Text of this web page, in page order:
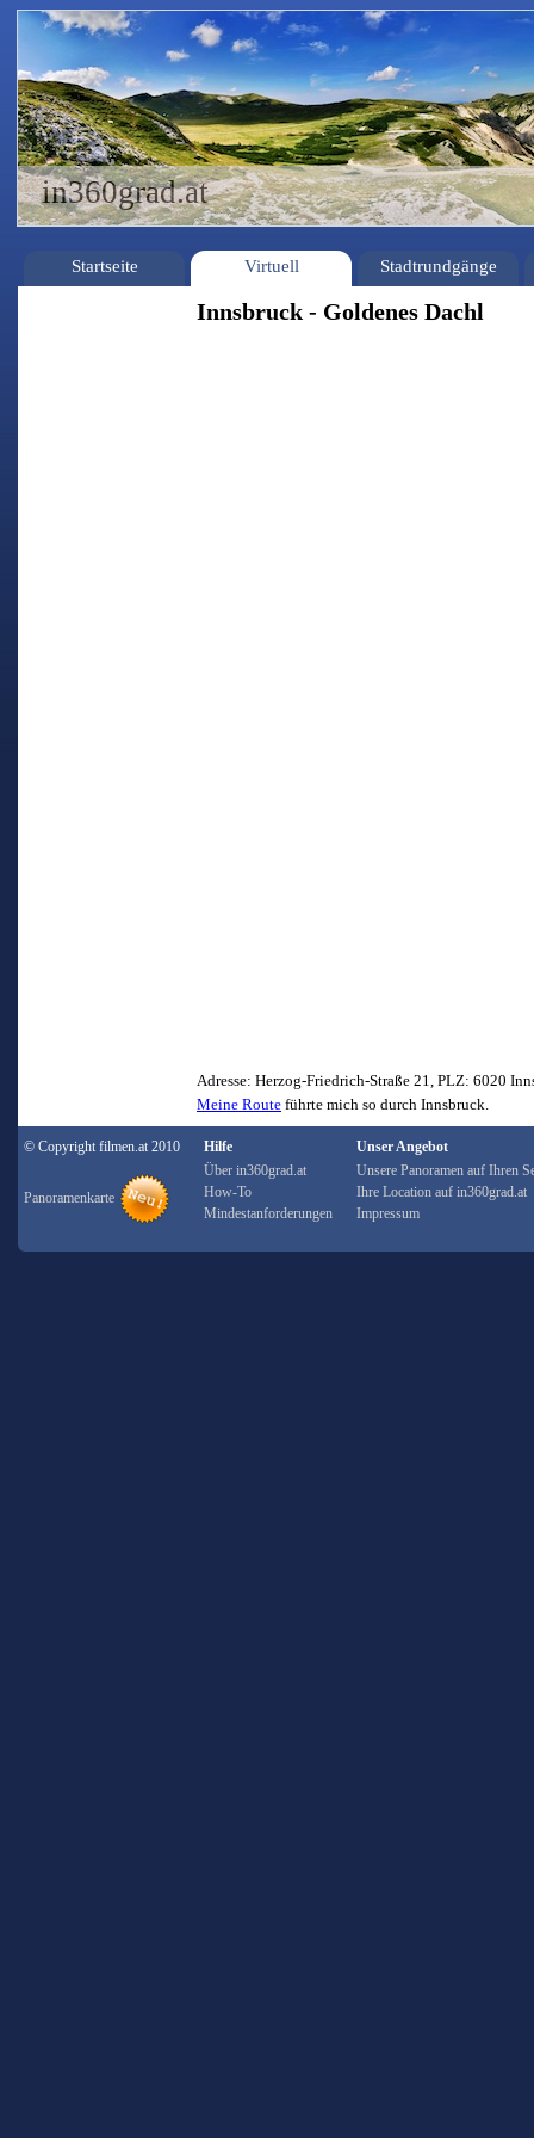
in360grad.at
Startseite Virtuell Stadtrundgänge
Innsbruck - Goldenes Dachl
Adresse: Herzog-Friedrich-Straße 21, PLZ: 6020
Meine Route führte mich so durch Innsbruck.
© Copyright filmen.at 2010
Panoramenkarte
Hilfe
Über in360grad.at
How-To
Mindestanforderungen
Unser Angebot
Unsere Panoramen auf Ihren
Ihre Location auf in360grad.at
Impressum